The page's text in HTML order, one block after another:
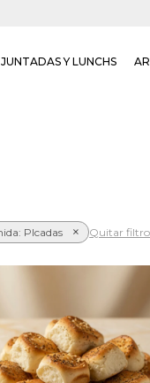
JUNTADAS Y LUNCHS
PIcadas Quitar
pancitos saborizados
de queso.